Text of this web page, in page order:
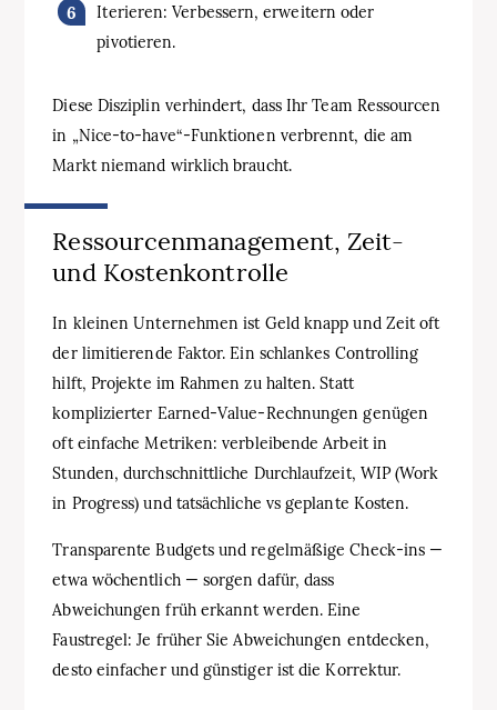
Iterieren: Verbessern, erweitern oder
pivotieren.
Diese Disziplin verhindert, dass Ihr Team Ressourcen
in „Nice-to-have“-Funktionen verbrennt, die am
Markt niemand wirklich braucht.
Ressourcenmanagement, Zeit-
und Kostenkontrolle
In kleinen Unternehmen ist Geld knapp und Zeit oft
der limitierende Faktor. Ein schlankes Controlling
hilft, Projekte im Rahmen zu halten. Statt
komplizierter Earned-Value-Rechnungen genügen
oft einfache Metriken: verbleibende Arbeit in
Stunden, durchschnittliche Durchlaufzeit, WIP (Work
in Progress) und tatsächliche vs geplante Kosten.
Transparente Budgets und regelmäßige Check-ins —
etwa wöchentlich — sorgen dafür, dass
Abweichungen früh erkannt werden. Eine
Faustregel: Je früher Sie Abweichungen entdecken,
desto einfacher und günstiger ist die Korrektur.